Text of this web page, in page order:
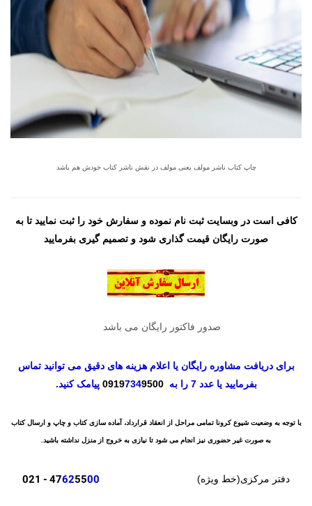
چاپ کتاب ناشر مولف یعنی مولف در نقش ناشر کتاب خودش هم باشد
کافی است در وبسایت ثبت نام نموده و سفارش خود را ثبت نمایید تا به
صورت رایگان قیمت گذاری شود و تصمیم گیری بفرمایید
صدور فاکتور رایگان می باشد
برای دریافت مشاوره رایگان یا اعلام هزینه های دقیق می توانید تماس
بفرمایید یا عدد 7 را به
09197349500 پیامک کنید.
با توجه به وضعیت شیوع کرونا تمامی مراحل از انعقاد قرارداد، آماده سازی کتاب و چاپ و ارسال کتاب
به صورت غیر حضوری نیز انجام می شود تا نیازی به خروج از منزل نداشته باشید.
دفتر مرکزی(خط ویژه) 47625500
- 021